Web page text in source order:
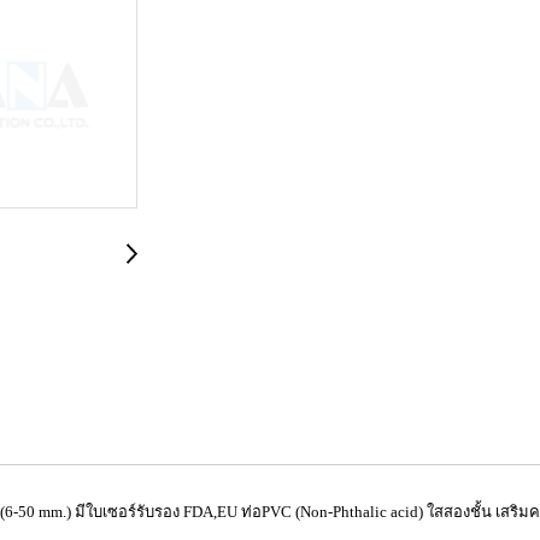
mm.) มีใบเซอร์รับรอง FDA,EU ท่อPVC (Non-Phthalic acid) ใสสองชั้น เสริ